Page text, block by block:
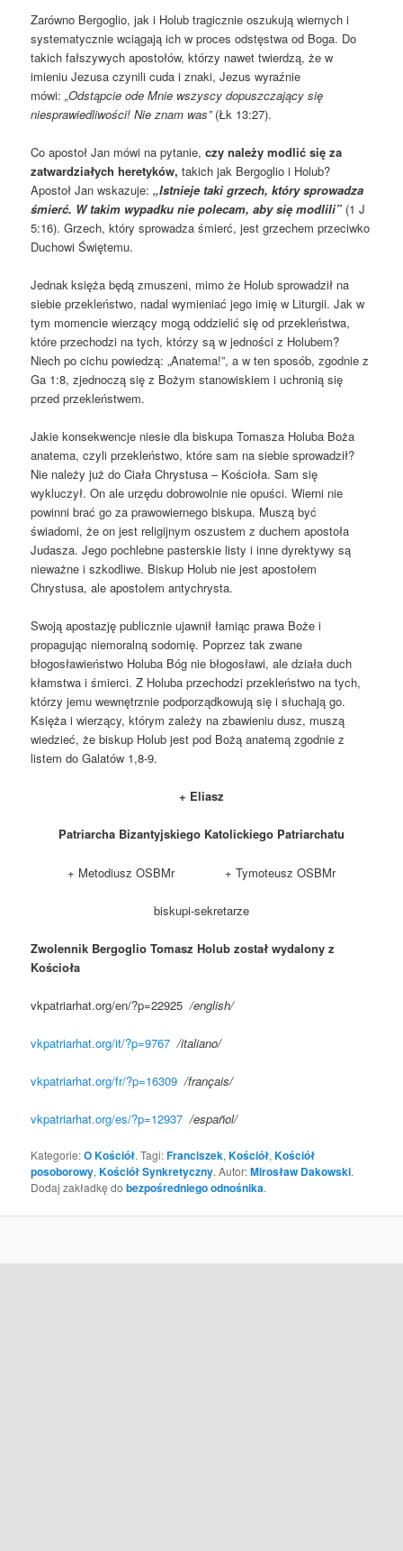
Zarówno Bergoglio, jak i Holub tragicznie oszukują wiernych i
systematycznie wciągają ich w proces odstęstwa od Boga. Do
takich fałszywych apostołów, którzy nawet twierdzą, że w
imieniu Jezusa czynili cuda i znaki, Jezus wyraźnie
mówi:„Odstąpcie ode Mnie wszyscy dopuszczający się
niesprawiedliwości!Nie znam was” (Łk 13:27).
Co apostoł Jan mówi na pytanie,czy należy modlić się za
zatwardziałych heretyków, takich jak Bergoglio i Holub?
Apostoł Jan wskazuje:„Istnieje taki grzech, który sprowadza
śmierć. W takim wypadku nie polecam, aby się modlili” (1 J
5:16). Grzech, który sprowadza śmierć, jest grzechem przeciwko
Duchowi Świętemu.
Jednakksięża będą zmuszeni, mimo że Holub sprowadził na
siebie przekleństwo, nadal wymieniać jego imię w Liturgii. Jak w
tym momencie wierzący mogą oddzielić się od przekleństwa,
które przechodzi na tych, którzy są w jedności z Holubem?
Niech po cichu powiedzą: „Anatema!”, a w ten sposób, zgodnie z
Ga 1:8, zjednoczą się z Bożym stanowiskiem i uchronią się
przed przekleństwem.
Jakie konsekwencje niesie dla biskupa Tomasza Holuba Boża
anatema, czyli przekleństwo, które sam na siebie sprowadził?
Nie należy już do Ciała Chrystusa – Kościoła. Sam się
wykluczył. On ale urzędu dobrowolnie nie opuści. Wierni nie
powinni brać go za prawowiernego biskupa. Muszą być
świadomi, że on jest religijnym oszustem z duchem apostoła
Judasza. Jego pochlebne pasterskie listy i inne dyrektywy są
nieważne i szkodliwe. Biskup Holub nie jest apostołem
Chrystusa, ale apostołem antychrysta.
Swoją apostazję publicznie ujawnił łamiąc prawa Boże i
propagując niemoralną sodomię. Poprzez tak zwane
błogosławieństwo Holuba Bóg nie błogosławi, ale działa duch
kłamstwa i śmierci. Z Holuba przechodzi przekleństwo na tych,
którzy jemu wewnętrznie podporządkowują się i słuchają go.
Księża i wierzący, którym zależy na zbawieniu dusz, muszą
wiedzieć, że biskup Holub jest pod Bożą anatemą zgodnie z
listem do Galatów 1,8-9.
+ Eliasz
Patriarcha Bizantyjskiego Katolickiego Patriarchatu
+ Metodiusz OSBMr + Tymoteusz OSBMr
biskupi-sekretarze
Zwolennik Bergoglio Tomasz Holub został wydalony z
Kościoła
vkpatriarhat.org/en/?p=22925/english/
vkpatriarhat.org/it/?p=9767 /italiano/
vkpatriarhat.org/fr/?p=16309 /français/
vkpatriarhat.org/es/?p=12937 /español/
Kategorie:O Kościół. Tagi:Franciszek,Kościół,Kościół
posoborowy,Kościół Synkretyczny. Autor:Mirosław Dakowski.
Dodaj zakładkę dobezpośredniego odnośnika.